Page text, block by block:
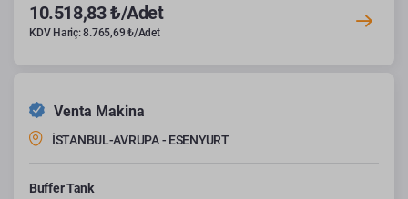
10.518,83 ₺/Adet
KDV Hariç: 8.765,69 ₺/Adet
Venta Makina
İSTANBUL-AVRUPA - ESENYURT
Buffer Tank